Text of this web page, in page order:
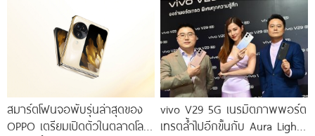
สมาร์ตโฟนจอพับรุ่นล่าสุดของ
OPPO เตรียมเปิดตัวในตลาดโลก
vivo V29 5G เนรมิตภาพพอร์ต
เทรตล้ำไปอีกขั้นกับ Aura Light